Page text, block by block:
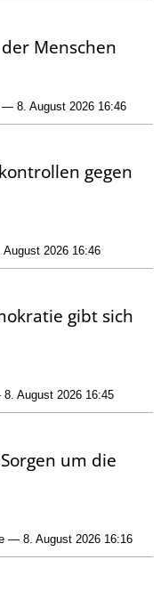
Menschen
— 8. August 2026 16:46
gegen
2026 16:46
gibt sich
August 2026 16:45
um die
— 8. August 2026 16:16